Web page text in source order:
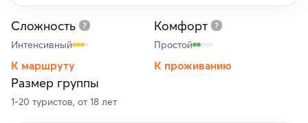
Сложность
Интенсивный
К маршруту
Комфорт
Простой
К проживанию
Размер группы
1-20 туристов, от 18 лет